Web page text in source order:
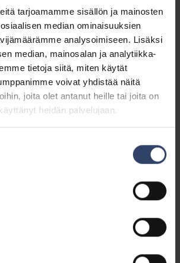
tarjoamamme sisällön ja mainosten
median ominaisuuksien
analysoimiseen. Lisäksi
median, mainosalan ja analytiikka-
tietoja siitä, miten käytät
voivat yhdistää näitä
joita olet antanut heille tai joita on
heidän palvelujaan.
MPK
MPK Etelä-Suomen
mahdollistajana on merkittävä.
likoon viikonlopusta toiseen. Bo
Santahaminan
joka on keskeisessä
kurssit alkavat ja päättyvät sujuvasti.
kohteliaana, pyyteettömänä ja
ja käytöksensä on esimerkilliset.
voimia ja luo olemuksellaan ja